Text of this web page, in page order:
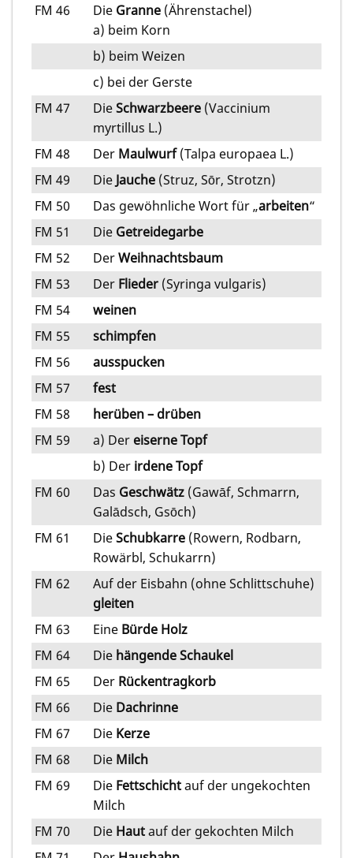
FM 46
Die Granne (Ährenstachel)
a) beim Korn
b) beim Weizen
c) bei der Gerste
FM 47
DieSchwarzbeere (Vaccinium
myrtillus L.)
FM 48
Der Maulwurf(Talpa europaea L.)
FM 49
Die Jauche (Struz, Sōr, Strotzn)
FM 50
Das gewöhnliche Wort für „arbeiten“
FM 51
Die Getreidegarbe
FM 52
DerWeihnachtsbaum
FM 53
Der Flieder (Syringa vulgaris)
FM 54
weinen
FM 55
schimpfen
FM 56
ausspucken
FM 57
fest
FM 58
herüben – drüben
FM 59
a) Der eiserne Topf
b) Der irdene Topf
FM 60
Das Geschwätz (Gawāf, Schmarrn,
Galādsch, Gsōch)
FM 61
DieSchubkarre (Rowern, Rodbarn,
Rowärbl, Schukarrn)
FM 62
Auf der Eisbahn (ohne Schlittschuhe)
gleiten
FM 63
Eine Bürde Holz
FM 64
Die hängende Schaukel
FM 65
Der Rückentragkorb
FM 66
Die Dachrinne
FM 67
Die Kerze
FM 68
Die Milch
FM 69
Die Fettschichtauf der ungekochten
Milch
FM 70
Die Hautauf der gekochten Milch